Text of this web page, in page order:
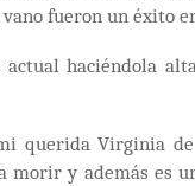
fueron un éxito
haciéndola
querida Virginia de
morir y además es